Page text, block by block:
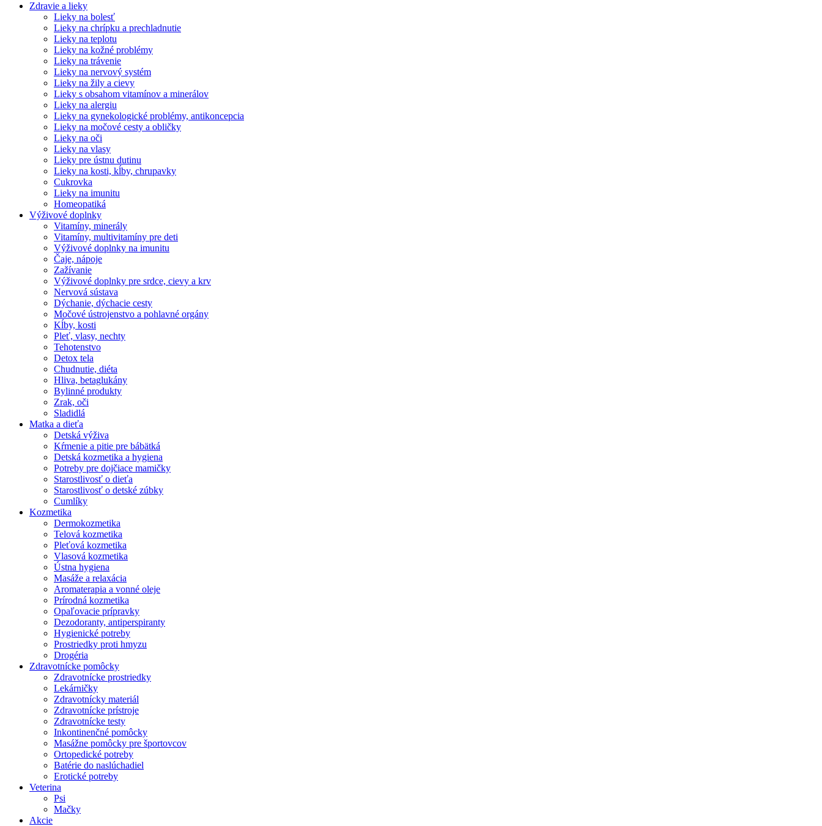
Zdravie a lieky
Lieky na bolesť
Lieky na chrípku a prechladnutie
Lieky na teplotu
Lieky na kožné problémy
Lieky na trávenie
Lieky na nervový systém
Lieky na žily a cievy
Lieky s obsahom vitamínov a minerálov
Lieky na alergiu
Lieky na gynekologické problémy, antikoncepcia
Lieky na močové cesty a obličky
Lieky na oči
Lieky na vlasy
Lieky pre ústnu dutinu
Lieky na kosti, kĺby, chrupavky
Cukrovka
Lieky na imunitu
Homeopatiká
Výživové doplnky
Vitamíny, minerály
Vitamíny, multivitamíny pre deti
Výživové doplnky na imunitu
Čaje, nápoje
Zažívanie
Výživové doplnky pre srdce, cievy a krv
Nervová sústava
Dýchanie, dýchacie cesty
Močové ústrojenstvo a pohlavné orgány
Kĺby, kosti
Pleť, vlasy, nechty
Tehotenstvo
Detox tela
Chudnutie, diéta
Hliva, betaglukány
Bylinné produkty
Zrak, oči
Sladidlá
Matka a dieťa
Detská výživa
Kŕmenie a pitie pre bábätká
Detská kozmetika a hygiena
Potreby pre dojčiace mamičky
Starostlivosť o dieťa
Starostlivosť o detské zúbky
Cumlíky
Kozmetika
Dermokozmetika
Telová kozmetika
Pleťová kozmetika
Vlasová kozmetika
Ústna hygiena
Masáže a relaxácia
Aromaterapia a vonné oleje
Prírodná kozmetika
Opaľovacie prípravky
Dezodoranty, antiperspiranty
Hygienické potreby
Prostriedky proti hmyzu
Drogéria
Zdravotnícke pomôcky
Zdravotnícke prostriedky
Lekárničky
Zdravotnícky materiál
Zdravotnícke prístroje
Zdravotnícke testy
Inkontinenčné pomôcky
Masážne pomôcky pre športovcov
Ortopedické potreby
Batérie do naslúchadiel
Erotické potreby
Veterina
Psi
Mačky
Akcie